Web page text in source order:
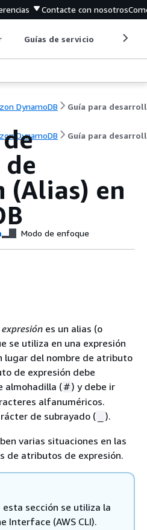
Contacte con nosotros
Guías de servicio
DynamoDB
DynamoDB Guía para
(Alias) en
Modo de enfoque
es un alias (o
se utiliza en una expresión
lugar del nombre de atributo
de expresión debe
almohadilla (#) y debe ir
alfanuméricos.
de subrayado (
).
varias situaciones en las
de atributos de expresión.
esta sección se utiliza la
Interface (AWS CLI).